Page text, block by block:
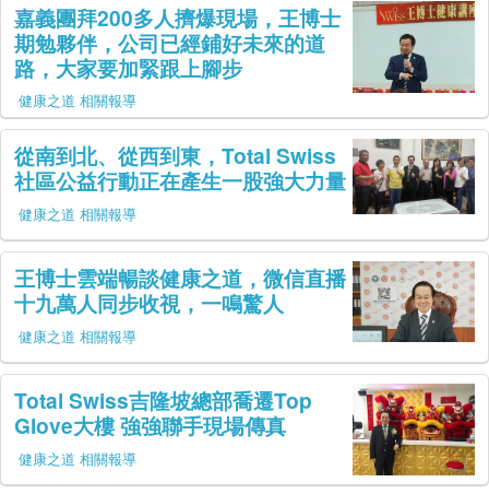
嘉義團拜200多人擠爆現場，王博士
期勉夥伴，公司已經鋪好未來的道
路，大家要加緊跟上腳步
健康之道 相關報導
從南到北、從西到東，Total Swiss
社區公益行動正在產生一股強大力量
健康之道 相關報導
王博士雲端暢談健康之道，微信直播
十九萬人同步收視，一鳴驚人
健康之道 相關報導
Total Swiss吉隆坡總部喬遷Top
Glove大樓 強強聯手現場傳真
健康之道 相關報導